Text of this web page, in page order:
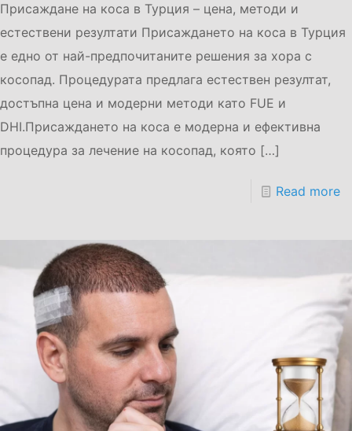
Присаждане на коса в Турция – цена, методи и
естествени резултати Присаждането на коса в Турция
е едно от най-предпочитаните решения за хора с
косопад. Процедурата предлага естествен резултат,
достъпна цена и модерни методи като FUE и
DHI.Присаждането на коса е модерна и ефективна
процедура за лечение на косопад, която […]
Read more